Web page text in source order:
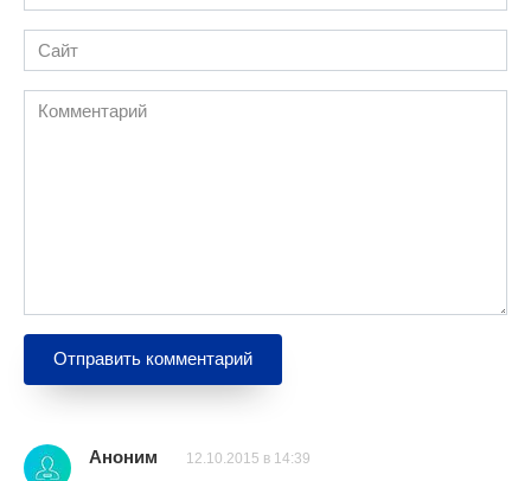
*
Сайт
Комментарий
Аноним 12.10.2015 в 14:39